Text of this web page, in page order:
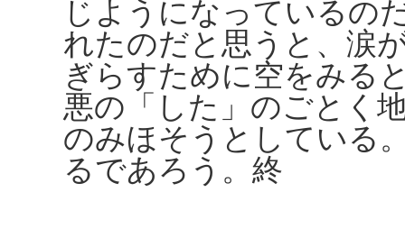
じようになっているの
れたのだと思うと、涙
ぎらすために空をみる
悪の「した」のごとく
のみほそうとしている
るであろう。終